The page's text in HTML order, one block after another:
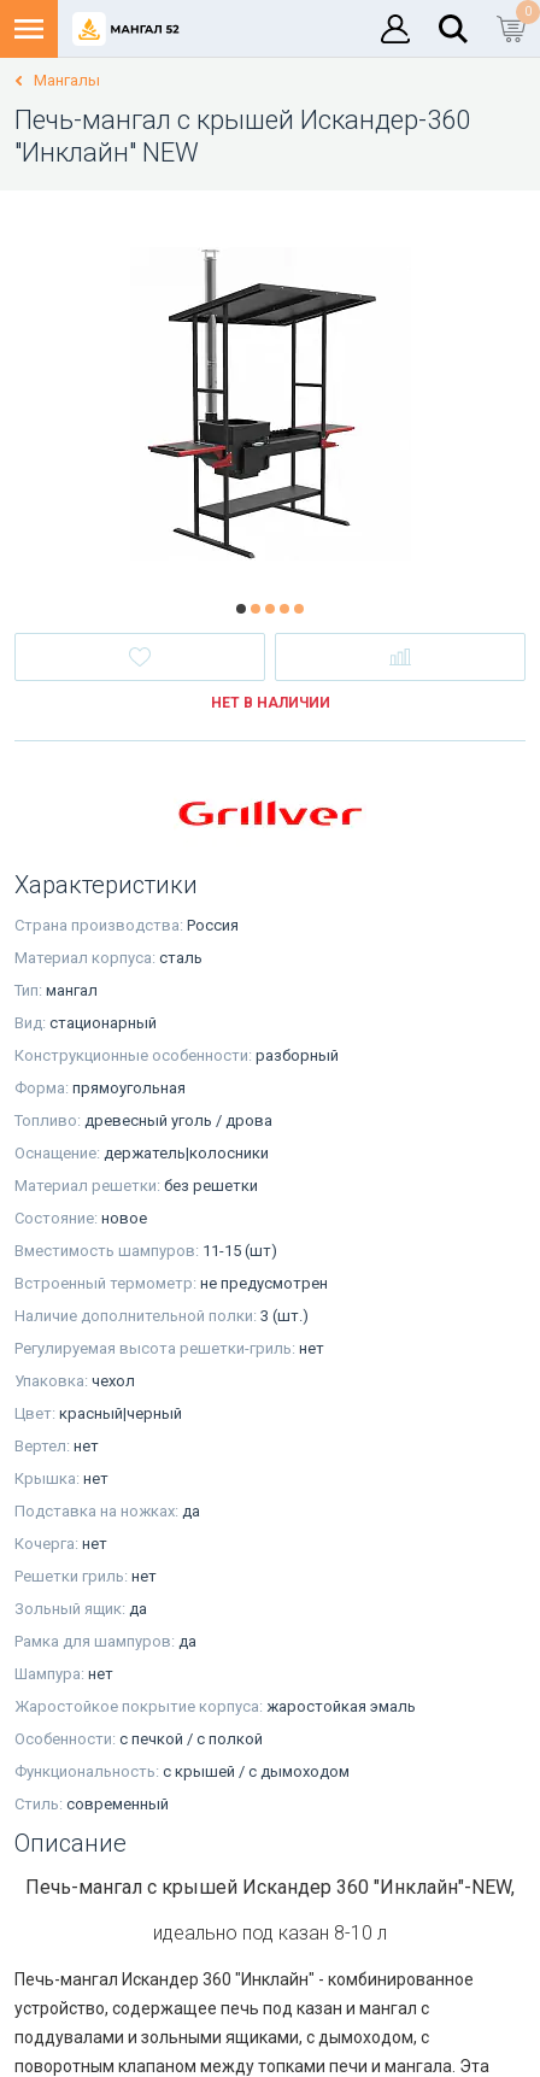
0
Мангалы
Печь-мангал с крышей Искандер-360
"Инклайн" NEW
НЕТ В НАЛИЧИИ
Характеристики
Страна производства: Россия
Материал корпуса: сталь
Тип: мангал
Вид: стационарный
Конструкционные особенности: разборный
Форма: прямоугольная
Топливо: древесный уголь / дрова
Оснащение: держатель|колосники
Материал решетки: без решетки
Состояние: новое
Вместимость шампуров: 11-15 (шт)
Встроенный термометр: не предусмотрен
Наличие дополнительной полки: 3 (шт.)
Регулируемая высота решетки-гриль: нет
Упаковка: чехол
Цвет: красный|черный
Вертел: нет
Крышка: нет
Подставка на ножках: да
Кочерга: нет
Решетки гриль: нет
Зольный ящик: да
Рамка для шампуров: да
Шампура: нет
Жаростойкое покрытие корпуса: жаростойкая эмаль
Особенности: с печкой / с полкой
Функциональность: с крышей / с дымоходом
Стиль: современный
Описание
Печь-мангал с крышей Искандер 360 "Инклайн"-NEW,
идеально под казан 8-10 л
Печь-мангал Искандер 360 "Инклайн" - комбинированное
устройство, содержащее печь под казан и мангал с
поддувалами и зольными ящиками, с дымоходом, с
поворотным клапаном между топками печи и мангала. Эта